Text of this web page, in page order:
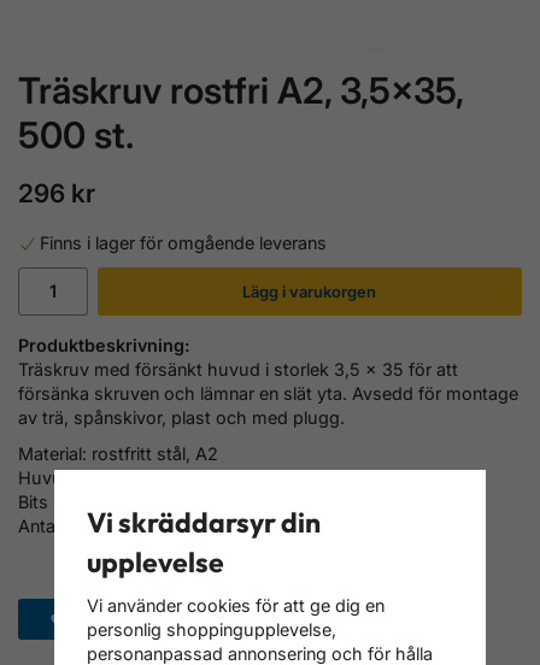
Spara som favorit
Träskruv rostfri A2, 3,5x35,
500 st.
296 kr
Finns i lager för omgående leverans
Lägg i varukorgen
Produktbeskrivning:
Träskruv med försänkt huvud i storlek 3,5 x 35 för att
försänka skruven och lämnar en slät yta. Avsedd för montage
av trä, spånskivor, plast och med plugg.
Material: rostfritt stål, A2
Huvud: försänkt huvud, Torxskalle
Bits storlek.: TX10
Antal/Frp.: 500 st.
Vi skräddarsyr din
upplevelse
Vi använder cookies för att ge dig en
personlig shoppingupplevelse,
personanpassad annonsering och för hålla